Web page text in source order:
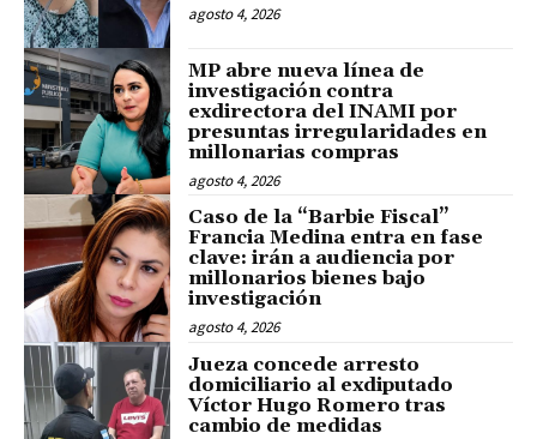
agosto 4, 2026
MP abre nueva línea de
investigación contra
exdirectora del INAMI por
presuntas irregularidades en
millonarias compras
agosto 4, 2026
Caso de la “Barbie Fiscal”
Francia Medina entra en fase
clave: irán a audiencia por
millonarios bienes bajo
investigación
agosto 4, 2026
Jueza concede arresto
domiciliario al exdiputado
Víctor Hugo Romero tras
cambio de medidas